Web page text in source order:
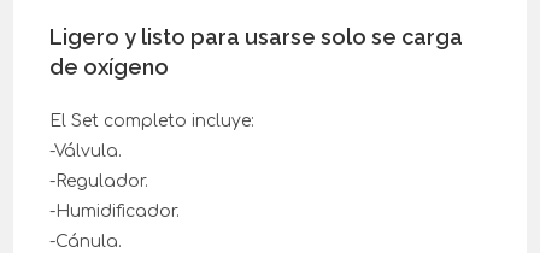
Ligero y listo para usarse solo se carga
de oxígeno
El Set completo incluye:
-Válvula.
-Regulador.
-Humidificador.
-Cánula.